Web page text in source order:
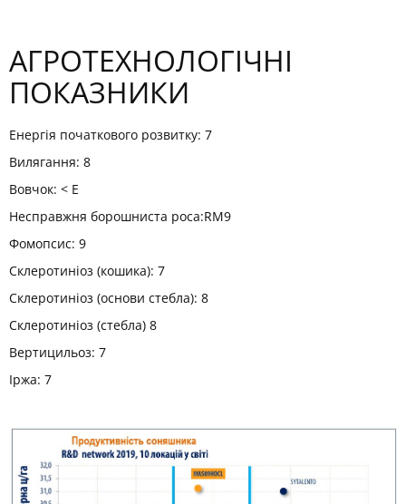
АГРОТЕХНОЛОГІЧНІ
ПОКАЗНИКИ
Енергія початкового розвитку: 7
Вилягання: 8
Вовчок: < E
Несправжня борошниста роса:RM9
Фомопсис: 9
Склеротиніоз (кошика): 7
Склеротиніоз (основи стебла): 8
Склеротиніоз (стебла) 8
Вертицильоз: 7
Іржа: 7